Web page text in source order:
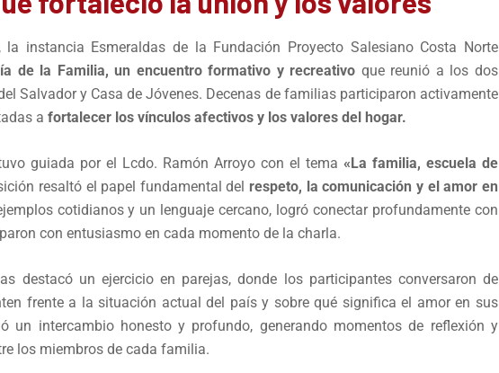
instancia Esmeraldas de la Fundación Proyecto Salesiano Costa Norte
de la Familia, un encuentro formativo y recreativo que reunió a los dos
Salvador y Casa de Jóvenes. Decenas de familias participaron activamente
a fortalecer los vínculos afectivos y los valores del hogar.
guiada por el Lcdo. Ramón Arroyo con el tema «La familia, escuela de
resaltó el papel fundamental del respeto, la comunicación y el amor en
cotidianos y un lenguaje cercano, logró conectar profundamente con
con entusiasmo en cada momento de la charla.
destacó un ejercicio en parejas, donde los participantes conversaron de
frente a la situación actual del país y sobre qué significa el amor en sus
un intercambio honesto y profundo, generando momentos de reflexión y
los miembros de cada familia.